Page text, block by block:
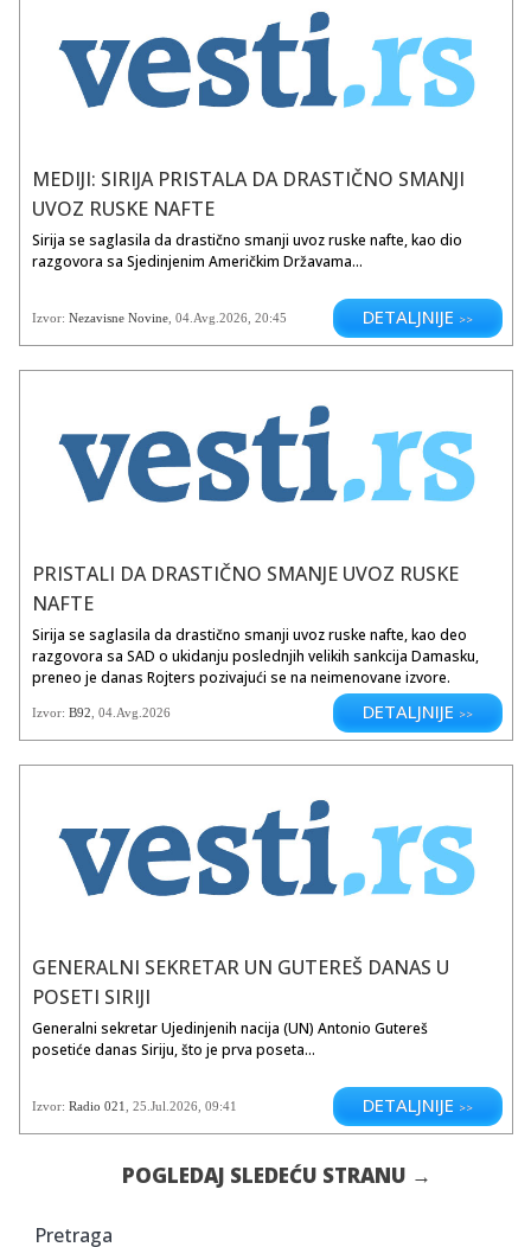
MEDIJI: SIRIJA PRISTALA DA DRASTIČNO SMANJI
UVOZ RUSKE NAFTE
Sirija se saglasila da drastično smanji uvoz ruske nafte, kao dio
razgovora sa Sjedinjenim Američkim Državama...
Izvor: Nezavisne Novine 04.Avg.2026 , 20:45 DETALJNIJE >>
PRISTALI DA DRASTIČNO SMANJE UVOZ RUSKE
NAFTE
Sirija se saglasila da drastično smanji uvoz ruske nafte, kao deo
razgovora sa SAD o ukidanju poslednjih velikih sankcija Damasku,
preneo je danas Rojters pozivajući se na neimenovane izvore.
Izvor: B92 , 04.Avg.2026 DETALJNIJE >>
GENERALNI SEKRETAR UN GUTEREŠ DANAS U
POSETI SIRIJI
Generalni sekretar Ujedinjenih nacija (UN) Antonio Gutereš
posetiće danas Siriju, što je prva poseta...
Izvor: Radio 021 25.Jul.2026 , 09:41 DETALJNIJE >>
POGLEDAJ SLEDEĆU STRANU →
Pretraga